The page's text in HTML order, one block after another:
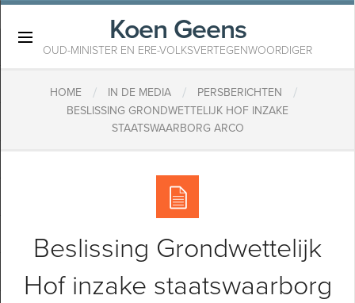
Koen Geens
OUD-MINISTER EN ERE-VOLKSVERTEGENWOORDIGER
HOME / IN DE MEDIA / PERSBERICHTEN /
BESLISSING GRONDWETTELIJK HOF INZAKE
STAATSWAARBORG ARCO
Beslissing Grondwettelijk
Hof inzake staatswaarborg